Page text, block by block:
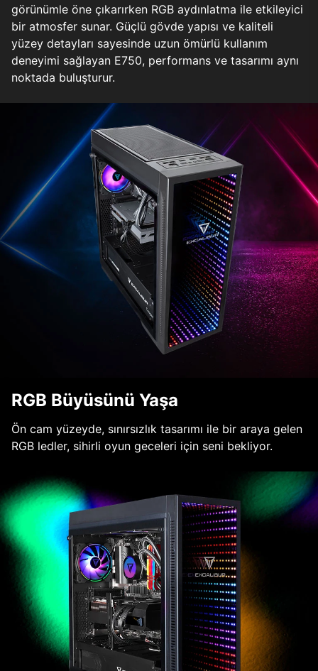
görünümle öne çıkarırken RGB aydınlatma ile etkileyici
bir atmosfer sunar. Güçlü gövde yapısı ve kaliteli
yüzey detayları sayesinde uzun ömürlü kullanım
deneyimi sağlayan E750, performans ve tasarımı aynı
noktada buluşturur.
RGB Büyüsünü Yaşa
Ön cam yüzeyde, sınırsızlık tasarımı ile bir araya gelen
RGB ledler, sihirli oyun geceleri için seni bekliyor.